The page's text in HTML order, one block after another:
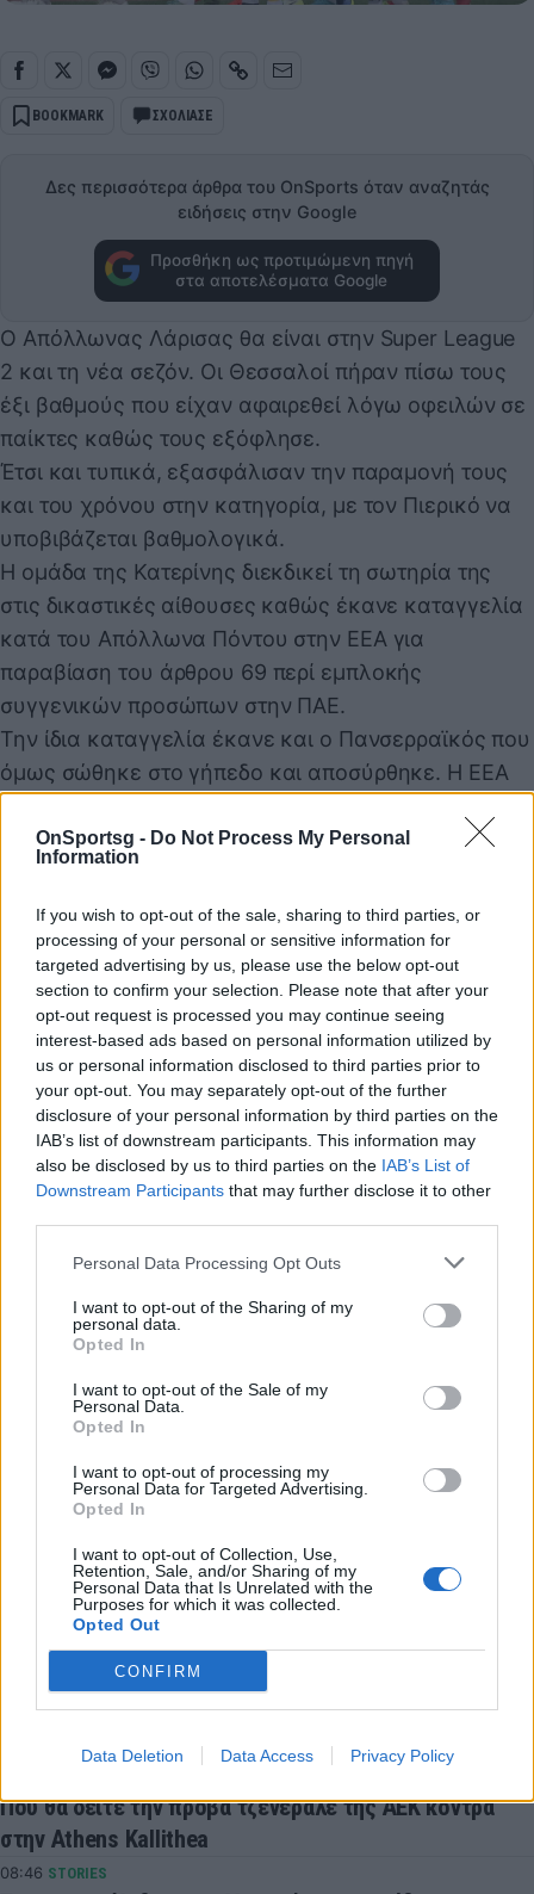
OnSportsg - Do Not Process My Personal
Information
If you wish to opt-out of the sale, sharing to third parties, or
processing of your personal or sensitive information for
targeted advertising by us, please use the below opt-out
section to confirm your selection. Please note that after your
opt-out request is processed you may continue seeing
interest-based ads based on personal information utilized by
us or personal information disclosed to third parties prior to
your opt-out. You may separately opt-out of the further
disclosure of your personal information by third parties on the
IAB’s list of downstream participants. This information may
also be disclosed by us to third parties on the IAB’s List of
Downstream Participants that may further disclose it to other
Personal Data Processing Opt Outs
I want to opt-out of the Sharing of my
personal data.
Opted In
I want to opt-out of the Sale of my
Personal Data.
Opted In
I want to opt-out of processing my
Personal Data for Targeted Advertising.
Opted In
I want to opt-out of Collection, Use,
Retention, Sale, and/or Sharing of my
Personal Data that Is Unrelated with the
Purposes for which it was collected.
Opted Out
CONFIRM
Data Deletion Data Access Privacy Policy
BOOKMARK ΣΧΟΛΙΑΣΕ
Δες περισσότερα άρθρα του OnSports όταν αναζητάς
ειδήσεις στην Google
Προσθήκη ως προτιμώμενη πηγή
στα αποτελέσματα Google
Ο Απόλλωνας Λάρισας θα είναι στην Super League
2 και τη νέα σεζόν. Οι Θεσσαλοί πήραν πίσω τους
έξι βαθμούς που είχαν αφαιρεθεί λόγω οφειλών σε
παίκτες καθώς τους εξόφλησε.
Έτσι και τυπικά, εξασφάλισαν την παραμονή τους
και του χρόνου στην κατηγορία, με τον Πιερικό να
υποβιβάζεται βαθμολογικά.
Η ομάδα της Κατερίνης διεκδικεί τη σωτηρία της
στις δικαστικές αίθουσες καθώς έκανε καταγγελία
κατά του Απόλλωνα Πόντου στην ΕΕΑ για
παραβίαση του άρθρου 69 περί εμπλοκής
συγγενικών προσώπων στην ΠΑΕ.
Την ίδια καταγγελία έκανε και ο Πανσερραϊκός που
όμως σώθηκε στο γήπεδο και αποσύρθηκε. Η ΕΕΑ
την υπόθεση, ενώ θα απολογηθεί και ο Απόλλωνας
Παιχνίδι από παντού στη Novibet με το
νέο Mobile App
Super League 2 Απόλλων Λάρισας
COMMENTS
Συνδεθείτε για να σχολιάσετε
LATEST NEWS
CHAMPIONS LEAGUE
Ολυμπιακός: Δηλώνει «παρών» για τη ρεβάνς με τη
Ναϊμέγκεν ο Έσε
ΠΟΔΟΣΦΑΙΡΟ
Ενίσχυση στην άμυνα για τη Λίβερπουλ: «Κλείνει» τον
Αραούχο από τη Μπαρτσελόνα
09:24ΠΟΔΟΣΦΑΙΡΟ
Άνοιξε λογαριασμό στην Πορτογαλία ο Κούτσιας (pic)
Πού θα δείτε την πρόβα τζενεράλε της ΑΕΚ κόντρα
στην Athens Kallithea
08:46 STORIES